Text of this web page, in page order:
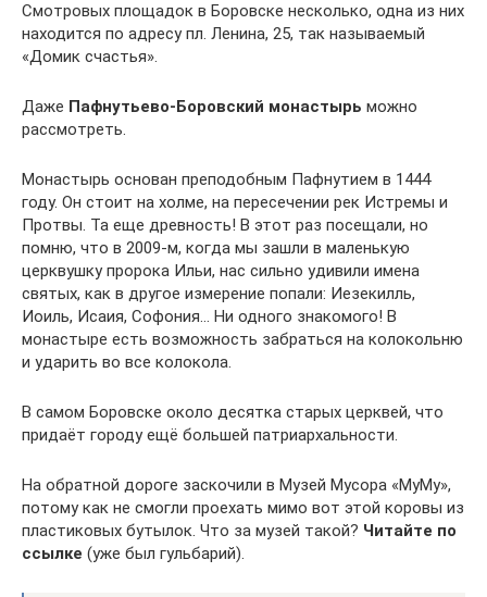
Смотровых площадок в Боровске несколько, одна из них
находится по адресу пл. Ленина, 25, так называемый
«Домик счастья».
Даже Пафнутьево-Боровский монастырь можно
рассмотреть.
Монастырь основан преподобным Пафнутием в 1444
году. Он стоит на холме, на пересечении рек Истремы и
Протвы. Та еще древность! В этот раз посещали, но
помню, что в 2009-м, когда мы зашли в маленькую
церквушку пророка Ильи, нас сильно удивили имена
святых, как в другое измерение попали: Иезекилль,
Иоиль, Исаия, Софония… Ни одного знакомого! В
монастыре есть возможность забраться на колокольню
и ударить во все колокола.
В самом Боровске около десятка старых церквей, что
придаёт городу ещё большей патриархальности.
На обратной дороге заскочили в Музей Мусора «МуМу»,
потому как не смогли проехать мимо вот этой коровы из
пластиковых бутылок. Что за музей такой? Читайте по
ссылке (уже был гульбарий).